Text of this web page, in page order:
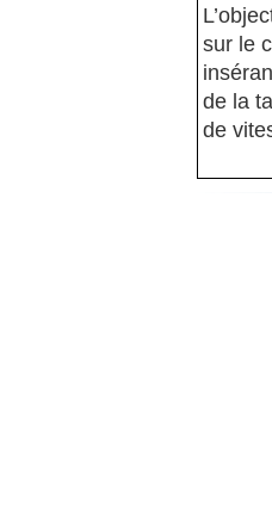
sur le
de la
de